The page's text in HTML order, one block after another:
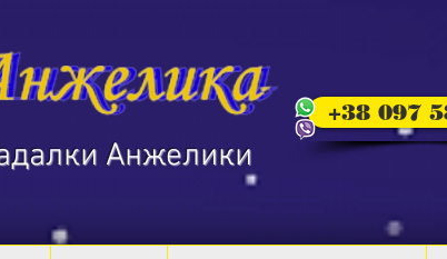
Анжелики
+38 097